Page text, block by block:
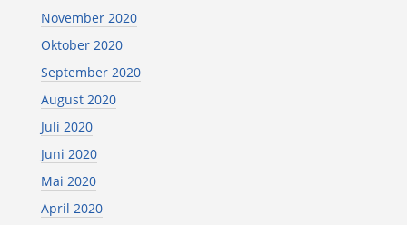
November 2020
Oktober 2020
September 2020
August 2020
Juli 2020
Juni 2020
Mai 2020
April 2020